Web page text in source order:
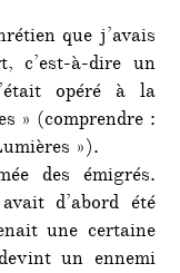
que j’avais
c’est-à-dire un
opéré à la
» (comprendre :
»).
des émigrés.
d’abord été
une certaine
un ennemi